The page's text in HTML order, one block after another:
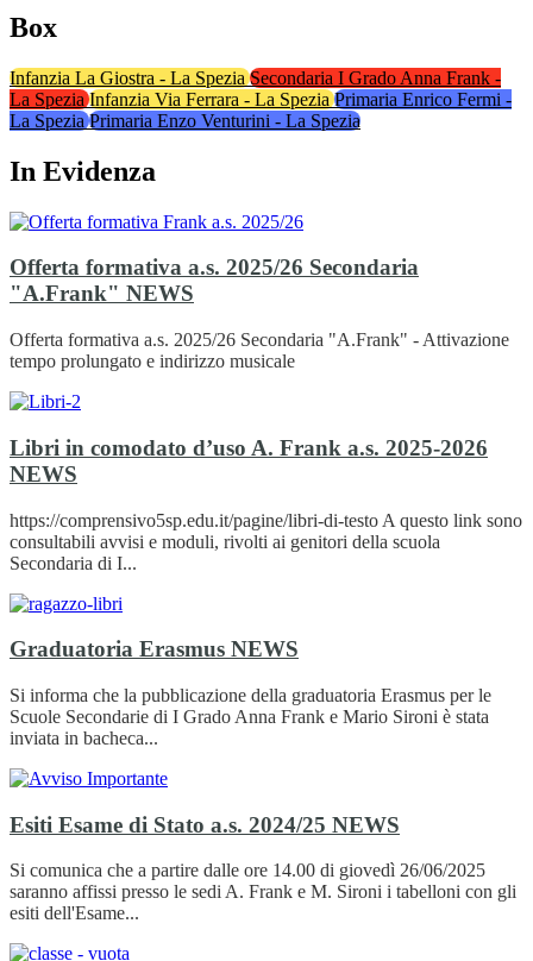
Box
Infanzia La Giostra - La SpeziaSecondaria I Grado Anna Frank -
La SpeziaInfanzia Via Ferrara - La SpeziaPrimaria Enrico Fermi -
La SpeziaPrimaria Enzo Venturini - La Spezia
In Evidenza
Offerta formativa a.s. 2025/26 Secondaria
"A.Frank" NEWS
Offerta formativa a.s. 2025/26 Secondaria "A.Frank" - Attivazione
tempo prolungato e indirizzo musicale
Libri in comodato d’uso A. Frank a.s. 2025-2026
NEWS
https://comprensivo5sp.edu.it/pagine/libri-di-testo A questo link sono
consultabili avvisi e moduli, rivolti ai genitori della scuola
Secondaria di I...
Graduatoria Erasmus NEWS
Si informa che la pubblicazione della graduatoria Erasmus per le
Scuole Secondarie di I Grado Anna Frank e Mario Sironi è stata
inviata in bacheca...
Esiti Esame di Stato a.s. 2024/25 NEWS
Si comunica che a partire dalle ore 14.00 di giovedì 26/06/2025
saranno affissi presso le sedi A. Frank e M. Sironi i tabelloni con gli
esiti dell'Esame...